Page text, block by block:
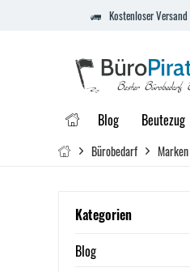
Kostenloser
Blog Beutezug
Bürobedarf Marken
Kategorien
Blog